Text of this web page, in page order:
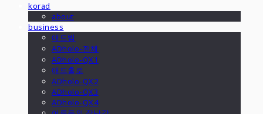
korad
about
business
애드빔
ADholo-전체
ADholo-QX1
애드홀로
ADholo-QX2
ADholo-QX3
ADholo-QX4